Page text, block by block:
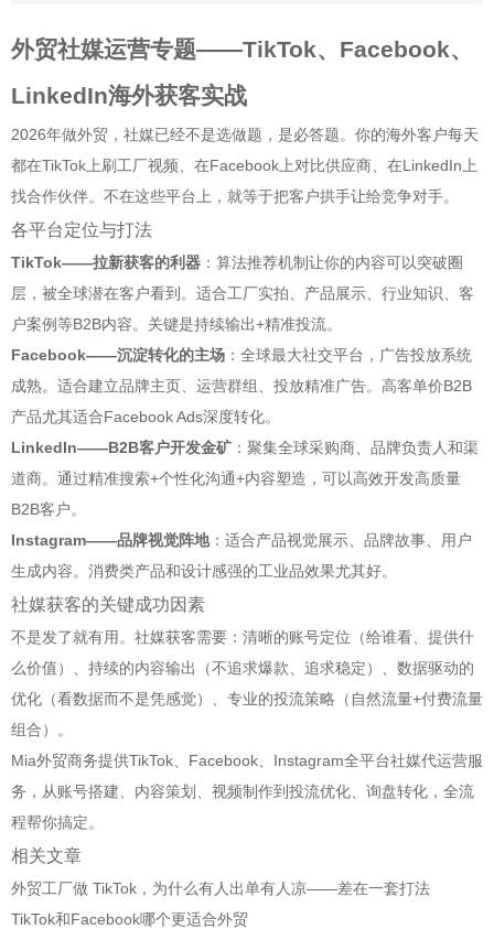
外贸社媒运营专题——TikTok、Facebook、
LinkedIn海外获客实战
2026年做外贸，社媒已经不是选做题，是必答题。你的海外客户每天
都在TikTok上刷工厂视频、在Facebook上对比供应商、在LinkedIn上
找合作伙伴。不在这些平台上，就等于把客户拱手让给竞争对手。
各平台定位与打法
TikTok——拉新获客的利器 ：算法推荐机制让你的内容可以突破圈
层，被全球潜在客户看到。适合工厂实拍、产品展示、行业知识、客
户案例等B2B内容。关键是持续输出+精准投流。
Facebook——沉淀转化的主场 ：全球最大社交平台，广告投放系统
成熟。适合建立品牌主页、运营群组、投放精准广告。高客单价B2B
产品尤其适合Facebook Ads深度转化。
LinkedIn——B2B客户开发金矿 ：聚集全球采购商、品牌负责人和渠
道商。通过精准搜索+个性化沟通+内容塑造，可以高效开发高质量
B2B客户。
Instagram——品牌视觉阵地：适合产品视觉展示、品牌故事、用户
生成内容。消费类产品和设计感强的工业品效果尤其好。
社媒获客的关键成功因素
不是发了就有用。社媒获客需要：清晰的账号定位（给谁看、提供什
么价值）、持续的内容输出（不追求爆款、追求稳定）、数据驱动的
优化（看数据而不是凭感觉）、专业的投流策略（自然流量+付费流量
组合）。
Mia外贸商务提供TikTok、Facebook、Instagram全平台社媒代运营服
务，从账号搭建、内容策划、视频制作到投流优化、询盘转化，全流
程帮你搞定。
相关文章
外贸工厂做 TikTok，为什么有人出单有人凉——差在一套打法
TikTok和Facebook哪个更适合外贸